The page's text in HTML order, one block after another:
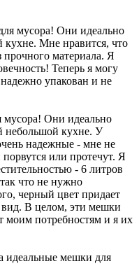
мусора! Они идеально
кухне. Мне нравится, что
материала. Я
Теперь я могу
упакован и не
Они идеально
небольшой кухне. У
надежные - мне не
или протечут. Я
- 6 литров
что не нужно
черный цвет придает
В целом, эти мешки
моим потребностям и я их
идеальные мешки для